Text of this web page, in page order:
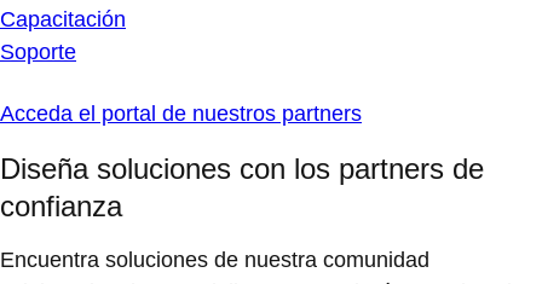
Capacitación
Soporte
Acceda el portal de nuestros partners
Diseña soluciones con los partners de
confianza
Encuentra soluciones de nuestra comunidad